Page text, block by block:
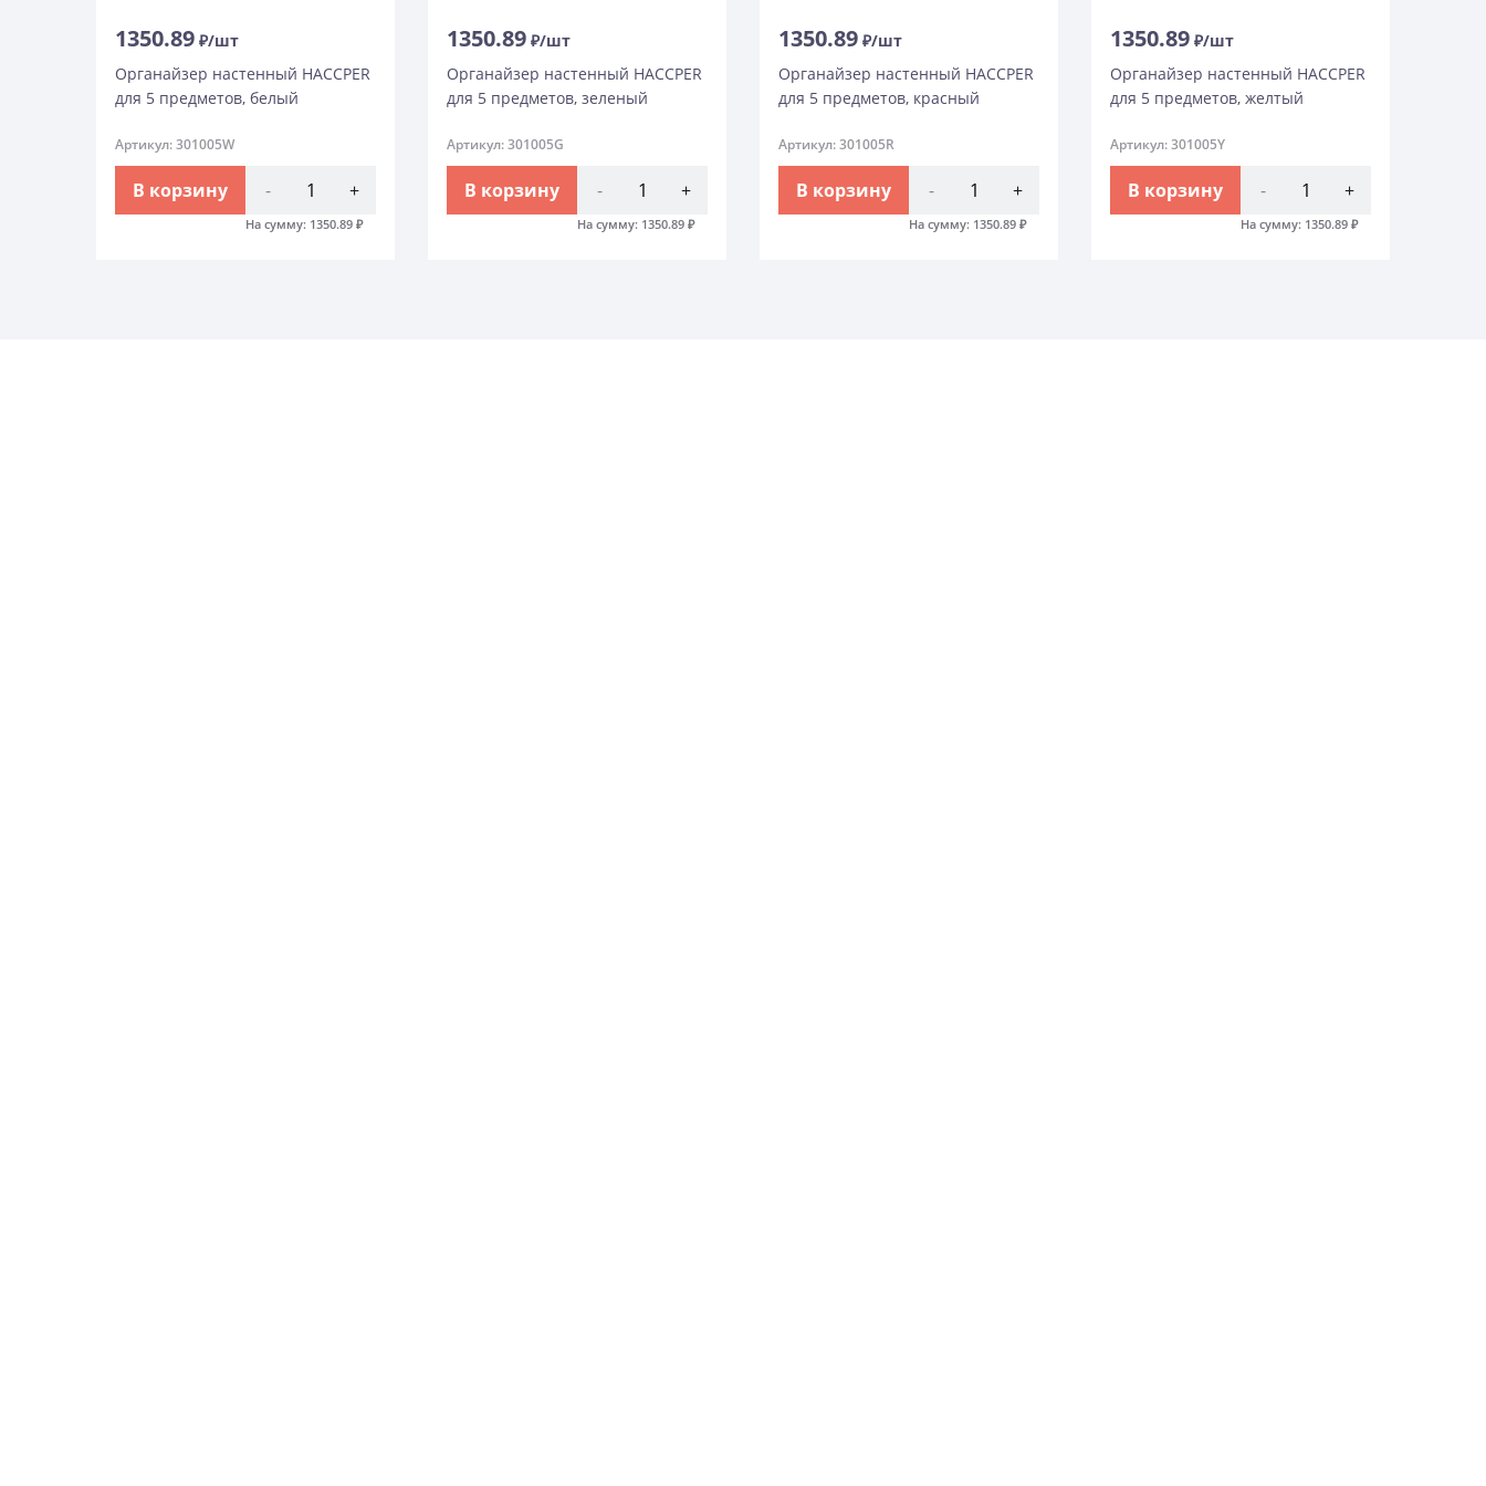
1350.89 ₽/шт
Органайзер настенный HACCPER
для 5 предметов, белый
Артикул: 301005W
В корзину - +
На сумму: 1350.89 ₽
1350.89 ₽/шт
Органайзер настенный HACCPER
для 5 предметов, зеленый
Артикул: 301005G
В корзину - +
На сумму: 1350.89 ₽
1350.89 ₽/шт
Органайзер настенный HACCPER
для 5 предметов, красный
Артикул: 301005R
В корзину - +
На сумму: 1350.89 ₽
1350.89 ₽/шт
Органайзер настенный HACCPER
для 5 предметов, желтый
Артикул: 301005Y
В корзину - +
На сумму: 1350.89 ₽